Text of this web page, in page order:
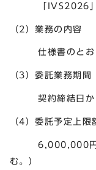
「IVS2026」サ
（2）業務の内容
仕様書のとお
（3）委託業務期間
契約締結日から
（4）委託予定上限
6,000,000円（
む。）